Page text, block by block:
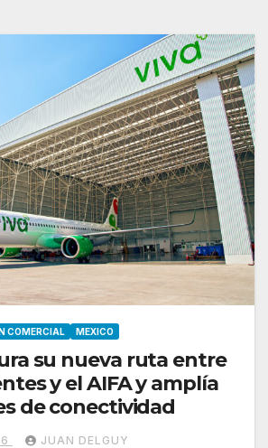
COMERCIAL MEXICO
su nueva ruta entre
y el AIFA y amplía
de conectividad
JUAN DELGUY